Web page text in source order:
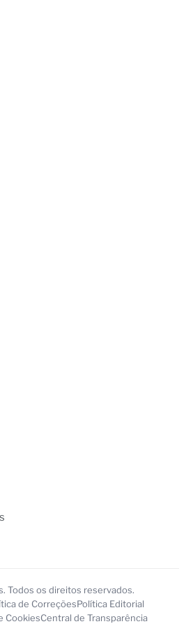
Todos os direitos reservados.
de CorreçõesPolítica Editorial
CookiesCentral de Transparência